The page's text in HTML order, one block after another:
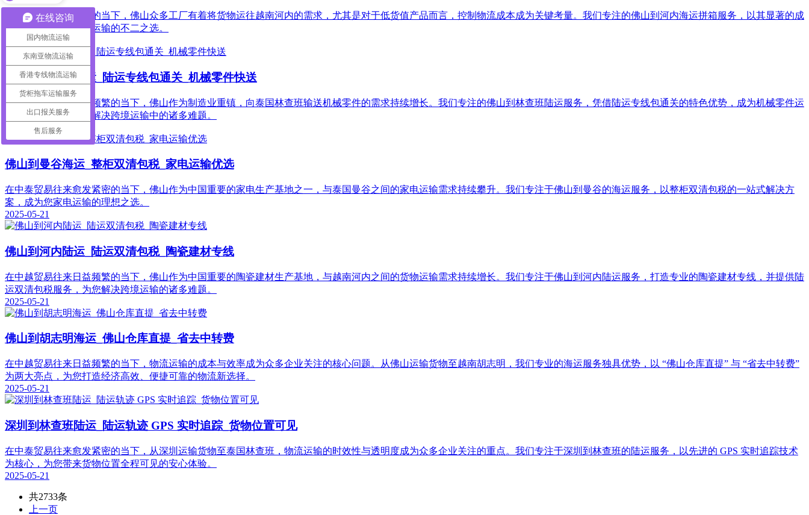
在中越贸易蓬勃发展的当下，佛山众多工厂有着将货物运往越南河内的需求，尤其是对于低货值产品而言，控制物流成本成为关键考量。我们专注的佛山到河内海运拼箱服务，以其显著的成
本优势，成为工厂货运输的不二之选。
2025-05-21
佛山到林查班陆运_陆运专线包通关_机械零件快送
在中泰贸易往来日益频繁的当下，佛山作为制造业重镇，向泰国林查班输送机械零件的需求持续增长。我们专注的佛山到林查班陆运服务，凭借陆运专线包通关的特色优势，成为机械零件运
输的理想选择，为您解决跨境运输中的诸多难题。
2025-05-21
佛山到曼谷海运_整柜双清包税_家电运输优选
在中泰贸易往来愈发紧密的当下，佛山作为中国重要的家电生产基地之一，与泰国曼谷之间的家电运输需求持续攀升。我们专注于佛山到曼谷的海运服务，以整柜双清包税的一站式解决方
案，成为您家电运输的理想之选。
2025-05-21
佛山到河内陆运_陆运双清包税_陶瓷建材专线
在中越贸易往来日益频繁的当下，佛山作为中国重要的陶瓷建材生产基地，与越南河内之间的货物运输需求持续增长。我们专注于佛山到河内陆运服务，打造专业的陶瓷建材专线，并提供陆
运双清包税服务，为您解决跨境运输的诸多难题。
2025-05-21
佛山到胡志明海运_佛山仓库直提_省去中转费
在中越贸易往来日益频繁的当下，物流运输的成本与效率成为众多企业关注的核心问题。从佛山运输货物至越南胡志明，我们专业的海运服务独具优势，以 “佛山仓库直提” 与 “省去中转费”
为两大亮点，为您打造经济高效、便捷可靠的物流新选择。
2025-05-21
深圳到林查班陆运_陆运轨迹 GPS 实时追踪_货物位置可见
在中泰贸易往来愈发紧密的当下，从深圳运输货物至泰国林查班，物流运输的时效性与透明度成为众多企业关注的重点。我们专注于深圳到林查班的陆运服务，以先进的 GPS 实时追踪技术
为核心，为您带来货物位置全程可见的安心体验。
2025-05-21
共2733条
上一页
在线咨询
国内物流运输
东南亚物流运输
香港专线物流运输
货柜拖车运输服务
出口报关服务
售后服务